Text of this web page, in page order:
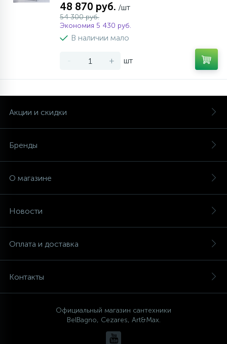
48 870 руб. /шт
54 300 руб.
Экономия 5 430 руб.
В наличии мало
- + шт
Акции и скидки
Бренды
О магазине
Новости
Оплата и доставка
Контакты
Официальный магазин сантехники
BelBagno, Cezares, Art&Max.